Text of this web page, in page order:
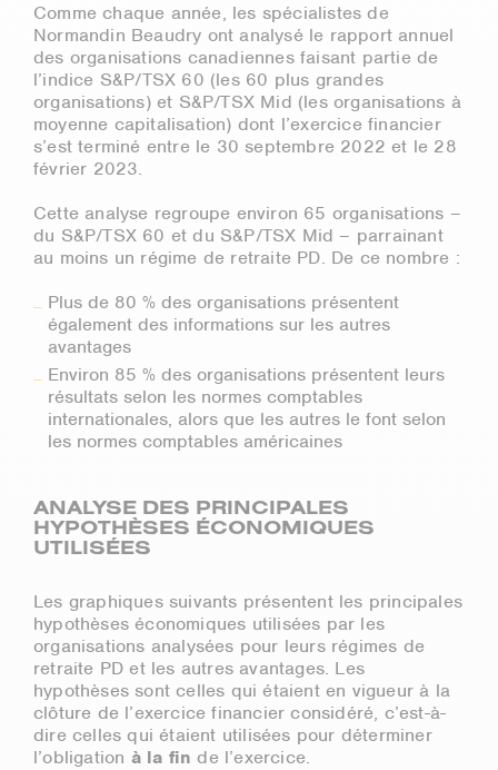
Comme chaque année, les spécialistes de
Normandin Beaudry ont analysé le rapport annuel
des organisations canadiennes faisant partie de
l’indice S&P/TSX 60 (les 60 plus grandes
organisations) et S&P/TSX Mid (les organisations à
moyenne capitalisation) dont l’exercice financier
s’est terminé entre le 30 septembre 2022 et le 28
février 2023.
Cette analyse regroupe environ 65 organisations –
du S&P/TSX 60 et du S&P/TSX Mid – parrainant
au moins un régime de retraite PD. De ce nombre :
Plus de 80 % des organisations présentent
également des informations sur les autres
avantages
Environ 85 % des organisations présentent leurs
résultats selon les normes comptables
internationales, alors que les autres le font selon
les normes comptables américaines
ANALYSE DES PRINCIPALES
HYPOTHÈSES ÉCONOMIQUES
UTILISÉES
Les graphiques suivants présentent les principales
hypothèses économiques utilisées par les
organisations analysées pour leurs régimes de
retraite PD et les autres avantages. Les
hypothèses sont celles qui étaient en vigueur à la
clôture de l’exercice financier considéré, c’est-à-
dire celles qui étaient utilisées pour déterminer
l’obligation à la fin de l’exercice.